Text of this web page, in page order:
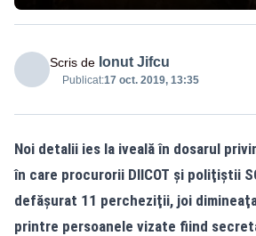
Scris de Ionut Jifcu
Publicat:17 oct. 2019, 13:35
Noi detalii ies la iveală în dosarul
în care procurorii DIICOT şi poliţiştii
defăşurat 11 percheziţii, joi
printre persoanele vizate fiind